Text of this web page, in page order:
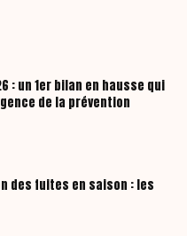
: un 1er bilan en hausse qui
de la prévention
des fuites en saison : les